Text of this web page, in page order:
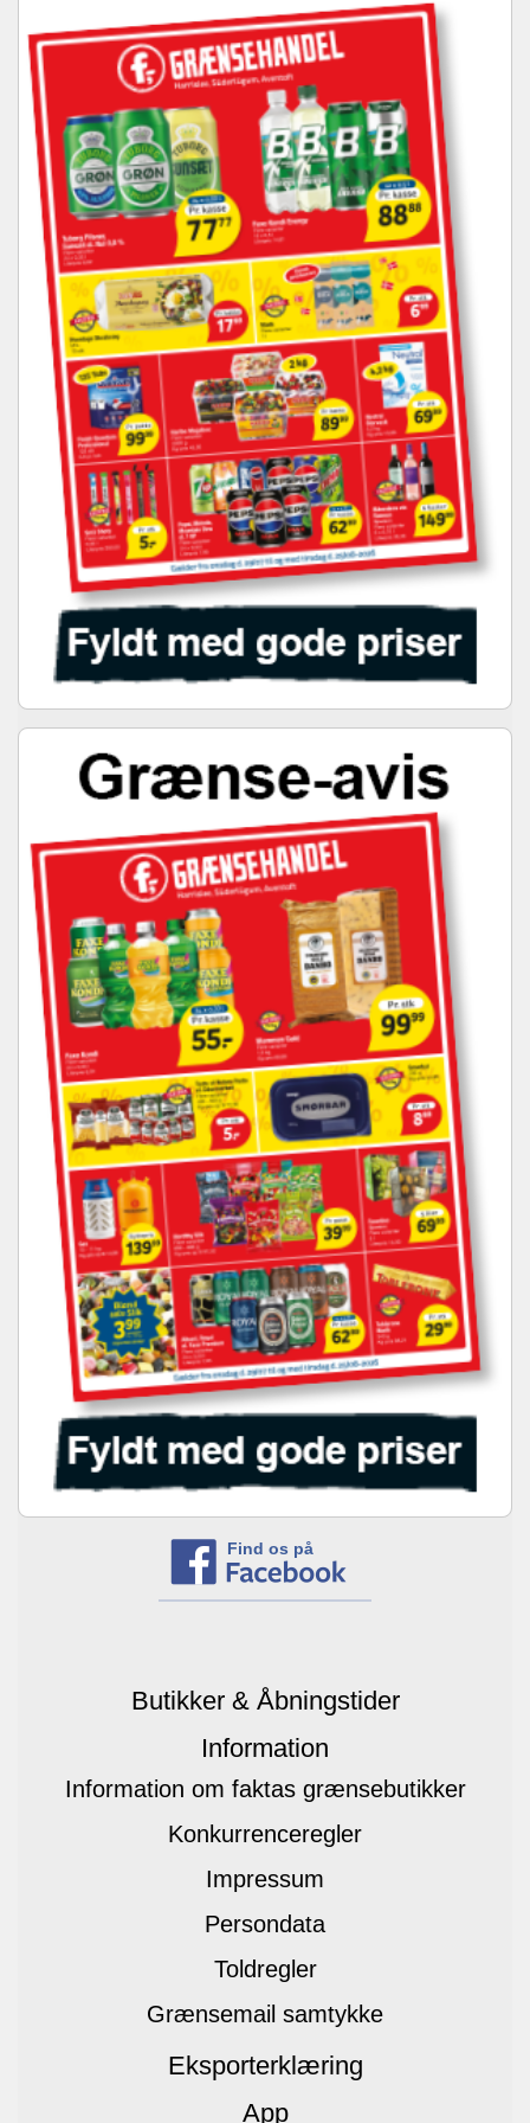
Find os på
Butikker & Åbningstider
Information
Information om faktas grænsebutikker
Konkurrenceregler
Impressum
Persondata
Toldregler
Grænsemail samtykke
Eksporterklæring
App